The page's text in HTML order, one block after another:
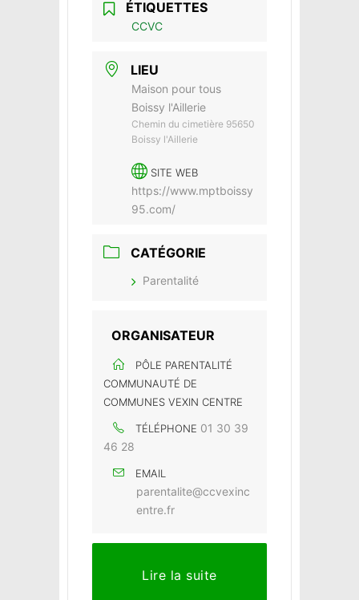
ÉTIQUETTES
CCVC
LIEU
Maison pour tous
Boissy l'Aillerie
Chemin du cimetière 95650
Boissy l'Aillerie
SITE WEB
https://www.mptboissy
95.com/
CATÉGORIE
Parentalité
ORGANISATEUR
PÔLE PARENTALITÉ
COMMUNAUTÉ DE
COMMUNES VEXIN CENTRE
TÉLÉPHONE 01 30 39
46 28
EMAIL
parentalite@ccvexinc
entre.fr
Lire la suite